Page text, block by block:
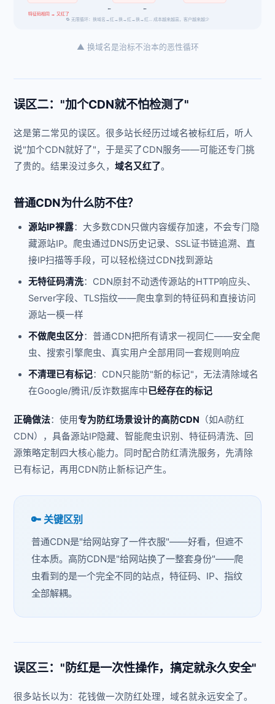
←
←
特征码相同 → 又红了
🔁 无限循环：换域名→红→换→红→换→红... 成本越来越高，客户越来越少
▲ 换域名是治标不治本的恶性循环
误区二："加个CDN就不怕检测了"
这是第二常见的误区。很多站长经历过域名被标红后，听人
说"加个CDN就好了"，于是买了CDN服务——可能还专门挑
了贵的。结果没过多久，域名又红了。
普通CDN为什么防不住？
源站IP裸露：大多数CDN只做内容缓存加速，不会专门隐
藏源站IP。爬虫通过DNS历史记录、SSL证书链追溯、直
接IP扫描等手段，可以轻松绕过CDN找到源站
无特征码清洗：CDN原封不动透传源站的HTTP响应头、
Server字段、TLS指纹——爬虫拿到的特征码和直接访问
源站一模一样
不做爬虫区分：普通CDN把所有请求一视同仁——安全爬
虫、搜索引擎爬虫、真实用户全部用同一套规则响应
不清理已有标记：CDN只能防"新的标记"，无法清除域名
在Google/腾讯/反诈数据库中已经存在的标记
正确做法：使用专为防红场景设计的高防CDN （如Ai防红
CDN），具备源站IP隐藏、智能爬虫识别、特征码清洗、回
源策略定制四大核心能力。同时配合防红清洗服务，先清除
已有标记，再用CDN防止新标记产生。
🔑 关键区别
普通CDN是"给网站穿了一件衣服"——好看，但遮不
住本质。高防CDN是"给网站换了一整套身份"——爬
虫看到的是一个完全不同的站点，特征码、IP、指纹
全部解耦。
误区三："防红是一次性操作，搞定就永久安全"
很多站长以为：花钱做一次防红处理，域名就永远安全了。